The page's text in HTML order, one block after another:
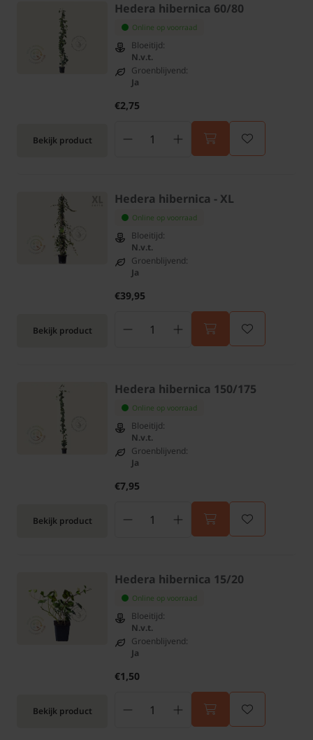
Bekijk product
Hedera hibernica 60/80
Online op voorraad
Bloeitijd:
N.v.t.
Groenblijvend:
Ja
€2,75
Bekijk product
Hedera hibernica - XL
Online op voorraad
Bloeitijd:
N.v.t.
Groenblijvend:
Ja
€39,95
Bekijk product
Hedera hibernica 150/175
Online op voorraad
Bloeitijd:
N.v.t.
Groenblijvend:
Ja
€7,95
Bekijk product
Hedera hibernica 15/20
Online op voorraad
Bloeitijd:
N.v.t.
Groenblijvend:
Ja
€1,50